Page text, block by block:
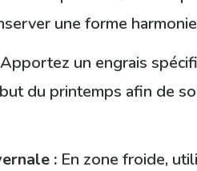
une forme
Apportez un engrais
du printemps afin de
: En zone froide,